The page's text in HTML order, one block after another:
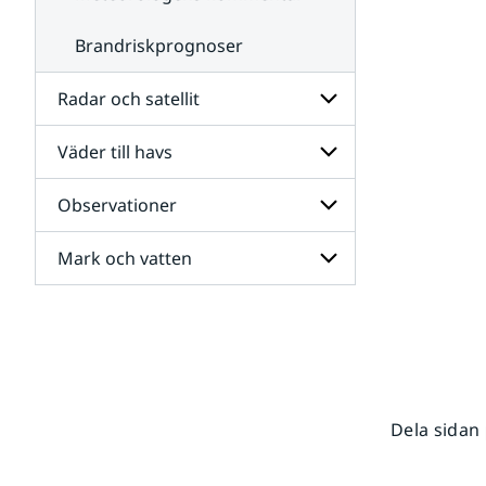
Brandriskprognoser
Radar och satellit
Undersidor
för
Radar
och
satellit
Väder till havs
Undersidor
för
Väder
till
havs
Observationer
Undersidor
för
Mark och vatten
Dela sidan